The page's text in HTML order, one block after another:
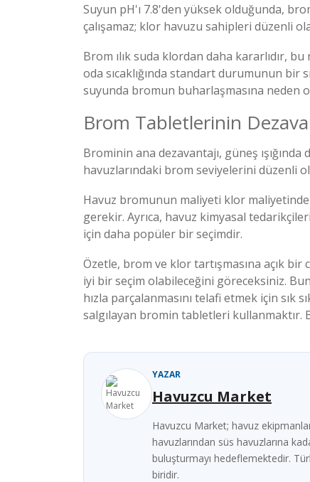
Suyun pH'ı 7.8'den yüksek olduğunda,
çalışamaz; klor havuzu sahipleri düzenli
Brom ılık suda klordan daha kararlıdır,
oda sıcaklığında standart durumunun bir
suyunda bromun buharlaşmasına neden
Brom Tabletlerinin
Brominin ana dezavantajı, güneş
havuzlarındaki brom seviyelerini düzenli
Havuz bromunun maliyeti klor
gerekir. Ayrıca, havuz kimyasal
için daha popüler bir seçimdir.
Özetle, brom ve klor tartışmasına açık
iyi bir seçim olabileceğini göreceksiniz.
hızla parçalanmasını telafi etmek için
salgılayan bromin tabletleri kullanmaktır.
YAZAR
Havuzcu Market
Havuzcu Market; havuz
havuzlarından süs havuzlarına
buluşturmayı hedeflemektedir.
biridir.